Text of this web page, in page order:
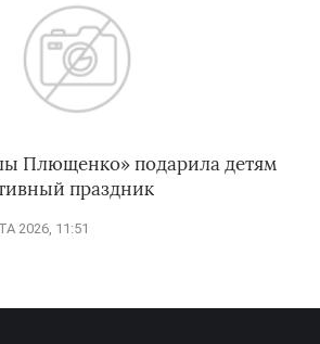
Плющенко» подарила детям
праздник
2026, 11:51